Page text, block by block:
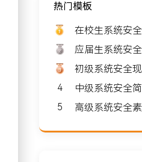
热门模板
在校生系统安
应届生系统安
初级系统安全
4
中级系统安全
5
高级系统安全